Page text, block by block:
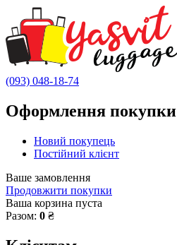
(093) 048-18-74
Оформлення покупки
Новий покупець
Постійний клієнт
Ваше замовлення
Продовжити покупки
Ваша корзина пуста
Разом: 0 ₴